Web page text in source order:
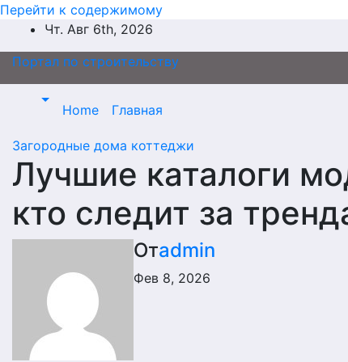
Перейти к содержимому
Чт. Авг 6th, 2026
Портал по строительству
Home Главная
Загородные дома коттеджи
Лучшие каталоги
кто следит за
Отadmin
Фев 8, 2026